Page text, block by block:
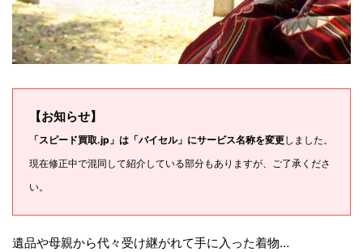
【お知らせ】
「スピード買取.jp」は「バイセル」にサービス名称を変更しました。
現在修正中で混同して紹介している部分もありますが、ご了承くださ
い。
遺品や母親から代々受け継がれて手に入った着物…